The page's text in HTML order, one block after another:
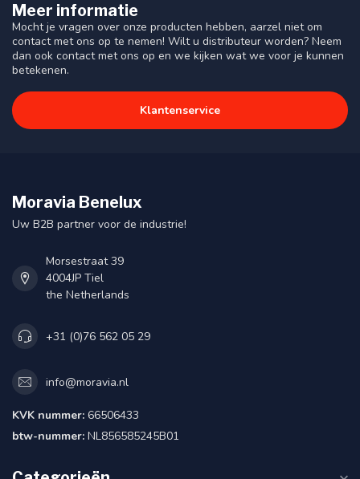
Meer informatie
Mocht je vragen over onze producten hebben, aarzel niet om
contact met ons op te nemen! Wilt u distributeur worden? Neem
dan ook contact met ons op en we kijken wat we voor je kunnen
betekenen.
Klantenservice
Moravia Benelux
Uw B2B partner voor de industrie!
Morsestraat 39
4004JP Tiel
the Netherlands
+31 (0)76 562 05 29
info@moravia.nl
KVK nummer: 66506433
btw-nummer: NL856585245B01